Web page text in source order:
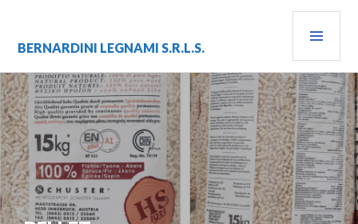
contenuto
BERNARDINI LEGNAMI S.R.L.S.